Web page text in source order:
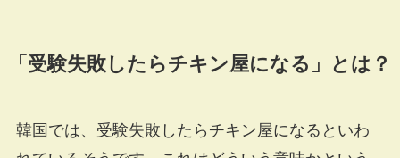
「受験失敗したらチキン屋になる」とは？
韓国では、受験失敗したらチキン屋になるといわ